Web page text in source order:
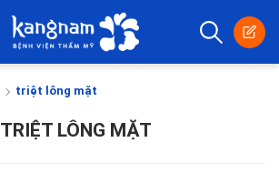
triệt lông mặt
TRIỆT LÔNG MẶT